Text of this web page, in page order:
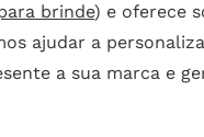
brinde) e oferece
ajudar a
a sua marca e